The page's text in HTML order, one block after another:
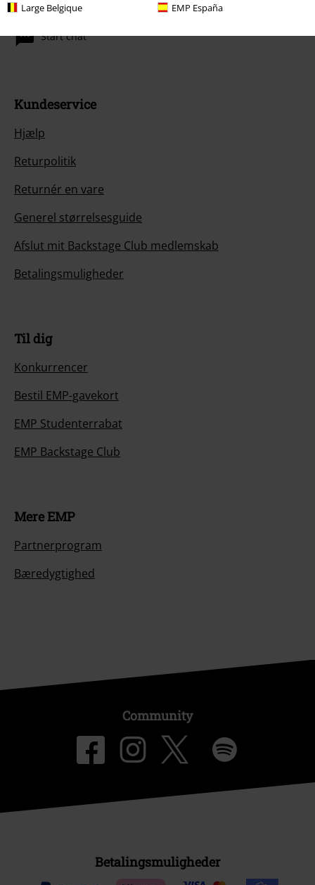
Large Belgique EMP España
I dag er kundeservice åben fra kl. 09:00 - 16:00.Mere information
Start chat
Kundeservice
Hjælp
Returpolitik
Returnér en vare
Generel størrelsesguide
Afslut mit Backstage Club medlemskab
Betalingsmuligheder
Til dig
Konkurrencer
Bestil EMP-gavekort
EMP Studenterrabat
EMP Backstage Club
Mere EMP
Partnerprogram
Bæredygtighed
Community
Betalingsmuligheder